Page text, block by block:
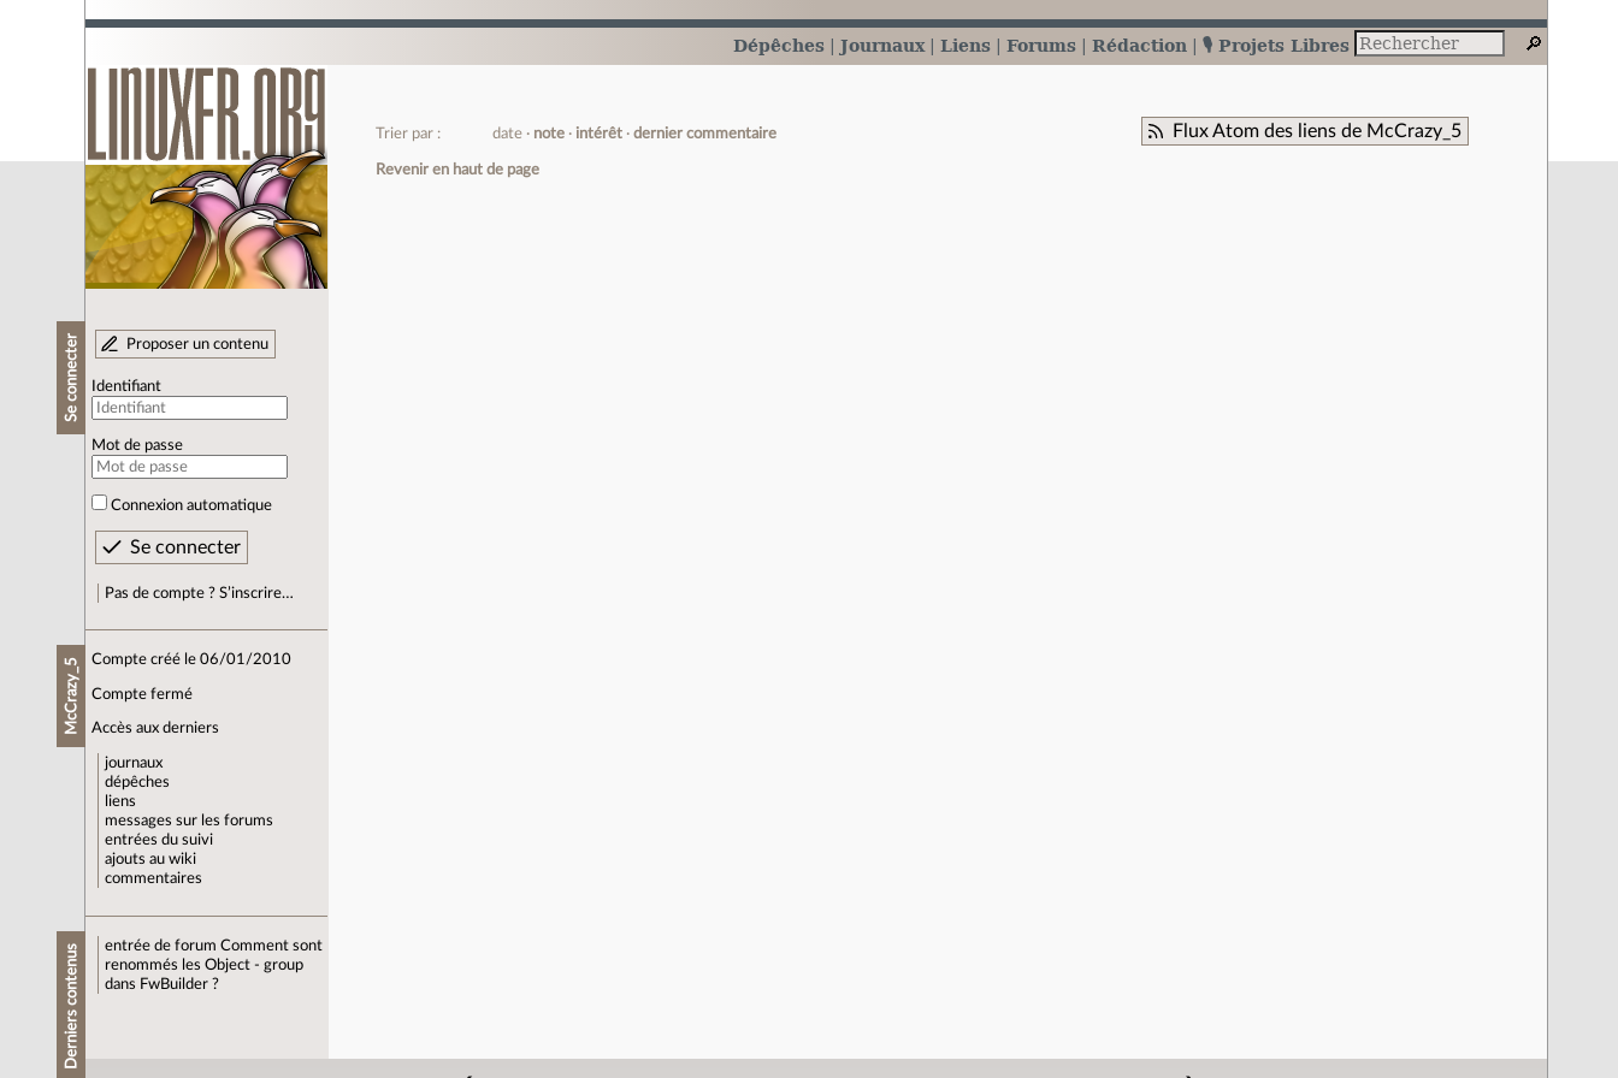
Dépêches Journaux Liens Forums Rédaction 🎙️ Projets Libres
Se connecter Proposer un contenu
Identifiant
Mot de passe
Connexion automatique
Pas de compte ? S’inscrire…
McCrazy_5 Compte créé le 06/01/2010
Compte fermé
Accès aux derniers
journaux
dépêches
liens
messages sur les forums
entrées du suivi
ajouts au wiki
commentaires
Derniers contenus entrée de forum Comment sont
renommés les Object - group
dans FwBuilder ?
Flux Atom des liens de McCrazy_5
Trier par : date note intérêt dernier commentaire
Revenir en haut de page